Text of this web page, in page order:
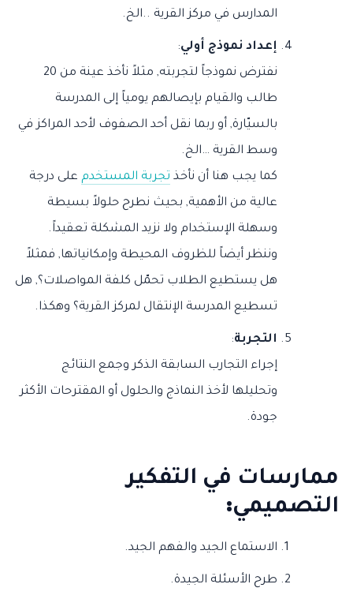
المدارس في مركز القرية ..الخ.
إعداد نموذج أولي:
نفترض نموذجاً لتجربته, مثلاً نأخذ عينة من 20
طالب والقيام بإيصالهم يومياً إلى المدرسة
بالسيّارة, أو ربما نقل أحد الصفوف لأحد المراكز في
وسط القرية …الخ.
كما يجب هنا أن نأخذ تجربة المستخدم على درجة
عالية من الأهمية, بحيث نطرح حلولاً بسيطة
وسهلة الإستخدام ولا نزيد المشكلة تعقيداً.
وننظر أيضاً للظروف المحيطة وإمكانياتها, فمثلاً
هل يستطيع الطلاب تحمّل كلفة المواصلات؟, هل
تسطيع المدرسة الإنتقال لمركز القرية؟ وهكذا.
التجربة:
إجراء التجارب السابقة الذكر وجمع النتائج
وتحليلها لأخذ النماذج والحلول أو المقترحات الأكثر
جودة.
ممارسات في التفكير
التصميمي:
الاستماع الجيد والفهم الجيد.
طرح الأسئلة الجيدة.